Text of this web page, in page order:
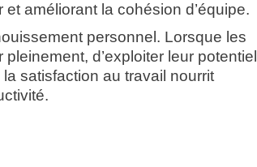
améliorant la cohésion d’équipe.
personnel. Lorsque les
d’exploiter leur potentiel
satisfaction au travail nourrit